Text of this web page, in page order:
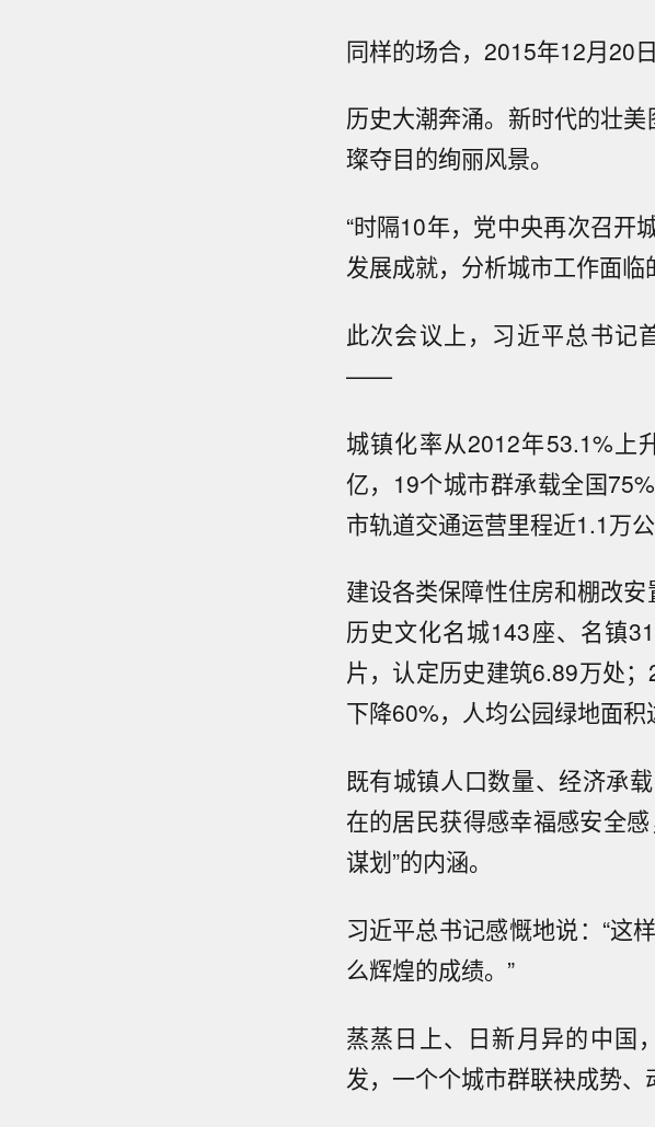
同样的场合，2015年12月20
历史大潮奔涌。新时代的壮
璨夺目的绚丽风景。
“时隔10年，党中央再次召开
发展成就，分析城市工作面
此次会议上，习近平总书记
——
城镇化率从2012年53.1%上
亿，19个城市群承载全国
市轨道交通运营里程近1.1万公
建设各类保障性住房和棚改
历史文化名城143座、名镇
片，认定历史建筑6.89万处
下降60%，人均公园绿地面
既有城镇人口数量、经济承
在的居民获得感幸福感安全
谋划”的内涵。
习近平总书记感慨地说：“这
么辉煌的成绩。”
蒸蒸日上、日新月异的中国
发，一个个城市群联袂成势、